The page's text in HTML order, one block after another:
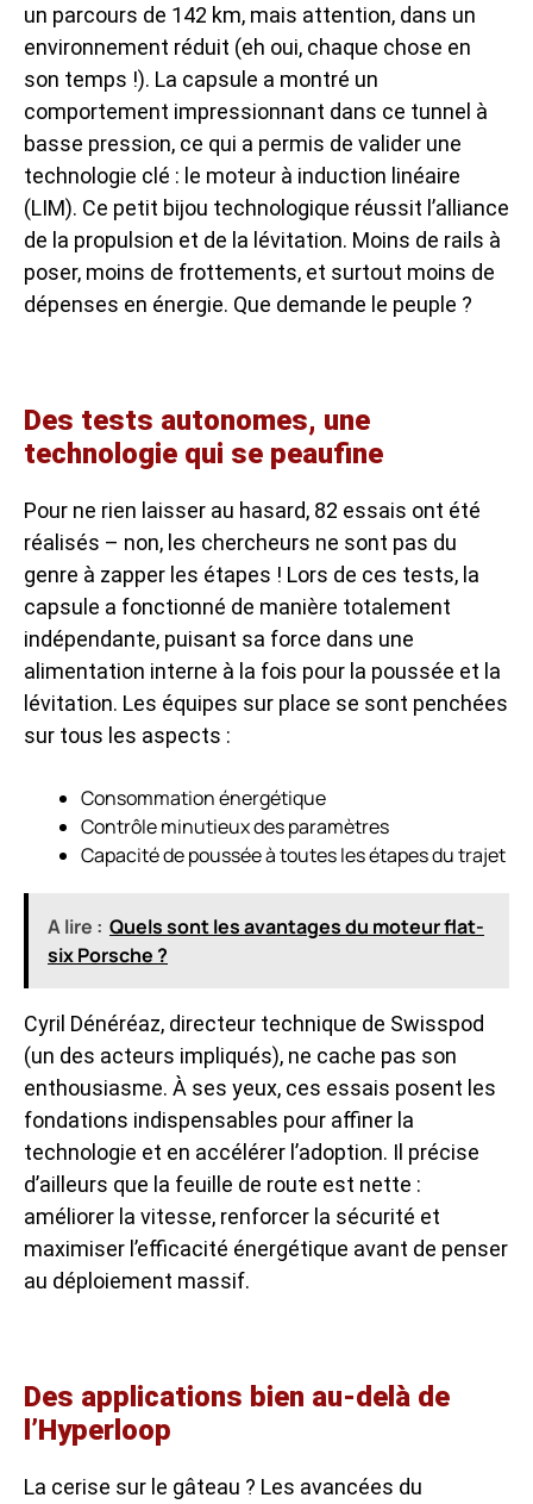
un parcours de 142 km, mais attention, dans un
environnement réduit (eh oui, chaque chose en
son temps !). La capsule a montré un
comportement impressionnant dans ce tunnel à
basse pression, ce qui a permis de valider une
technologie clé : le moteur à induction linéaire
(LIM). Ce petit bijou technologique réussit l’alliance
de la propulsion et de la lévitation. Moins de rails à
poser, moins de frottements, et surtout moins de
dépenses en énergie. Que demande le peuple ?
Des tests autonomes, une
technologie qui se peaufine
Pour ne rien laisser au hasard, 82 essais ont été
réalisés – non, les chercheurs ne sont pas du
genre à zapper les étapes ! Lors de ces tests, la
capsule a fonctionné de manière totalement
indépendante, puisant sa force dans une
alimentation interne à la fois pour la poussée et la
lévitation. Les équipes sur place se sont penchées
sur tous les aspects :
Consommation énergétique
Contrôle minutieux des paramètres
Capacité de poussée à toutes les étapes du trajet
A lire : Quels sont les avantages du moteur flat-
six Porsche ?
Cyril Dénéréaz, directeur technique de Swisspod
(un des acteurs impliqués), ne cache pas son
enthousiasme. À ses yeux, ces essais posent les
fondations indispensables pour affiner la
technologie et en accélérer l’adoption. Il précise
d’ailleurs que la feuille de route est nette :
améliorer la vitesse, renforcer la sécurité et
maximiser l’efficacité énergétique avant de penser
au déploiement massif.
Des applications bien au-delà de
l’Hyperloop
La cerise sur le gâteau ? Les avancées du